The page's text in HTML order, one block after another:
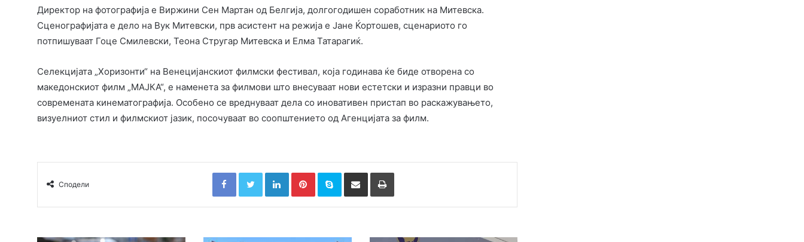
Директор на фотографија е Виржини Сен Мартан од Белгија, долгогодишен соработник на Митевска.
Сценографијата е дело на Вук Митевски, прв асистент на режија е Јане Ќортошев, сценариото го
потпишуваат Гоце Смилевски, Теона Стругар Митевска и Елма Татарагиќ.
Селекцијата „Хоризонти“ на Венецијанскиот филмски фестивал, која годинава ќе биде отворена со
македонскиот филм „МАЈКА“, е наменета за филмови што внесуваат нови естетски и изразни правци во
современата кинематографија. Особено се вреднуваат дела со иновативен пристап во раскажувањето,
визуелниот стил и филмскиот јазик, посочуваат во соопштението од Агенцијата за филм.
Сподели
FacebookTwitterLinkedInPinterestSkype Сподели преку Е-маил Испринтај